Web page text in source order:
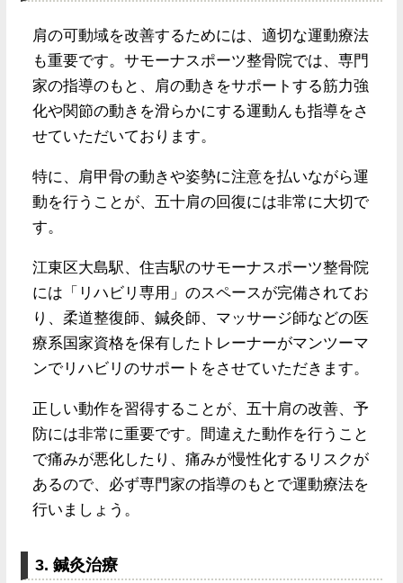
肩の可動域を改善するためには、適切な運動療法
も重要です。サモーナスポーツ整骨院では、専門
家の指導のもと、肩の動きをサポートする筋力強
化や関節の動きを滑らかにする運動んも指導をさ
せていただいております。
特に、肩甲骨の動きや姿勢に注意を払いながら運
動を行うことが、五十肩の回復には非常に大切で
す。
江東区大島駅、住吉駅のサモーナスポーツ整骨院
には「リハビリ専用」のスペースが完備されてお
り、柔道整復師、鍼灸師、マッサージ師などの医
療系国家資格を保有したトレーナーがマンツーマ
ンでリハビリのサポートをさせていただきます。
正しい動作を習得することが、五十肩の改善、予
防には非常に重要です。間違えた動作を行うこと
で痛みが悪化したり、痛みが慢性化するリスクが
あるので、必ず専門家の指導のもとで運動療法を
行いましょう。
3. 鍼灸治療